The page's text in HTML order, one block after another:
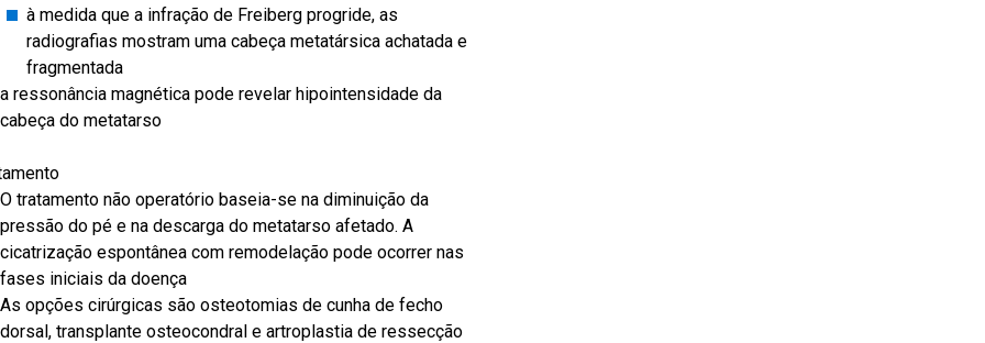
à medida que a infração de Freiberg progride, as
radiografias mostram uma cabeça metatársica achatada e
fragmentada
a ressonância magnética pode revelar hipointensidade da
cabeça do metatarso
O tratamento não operatório baseia-se na diminuição da
pressão do pé e na descarga do metatarso afetado. A
cicatrização espontânea com remodelação pode ocorrer nas
fases iniciais da doença
As opções cirúrgicas são osteotomias de cunha de fecho
dorsal, transplante osteocondral e artroplastia de ressecção